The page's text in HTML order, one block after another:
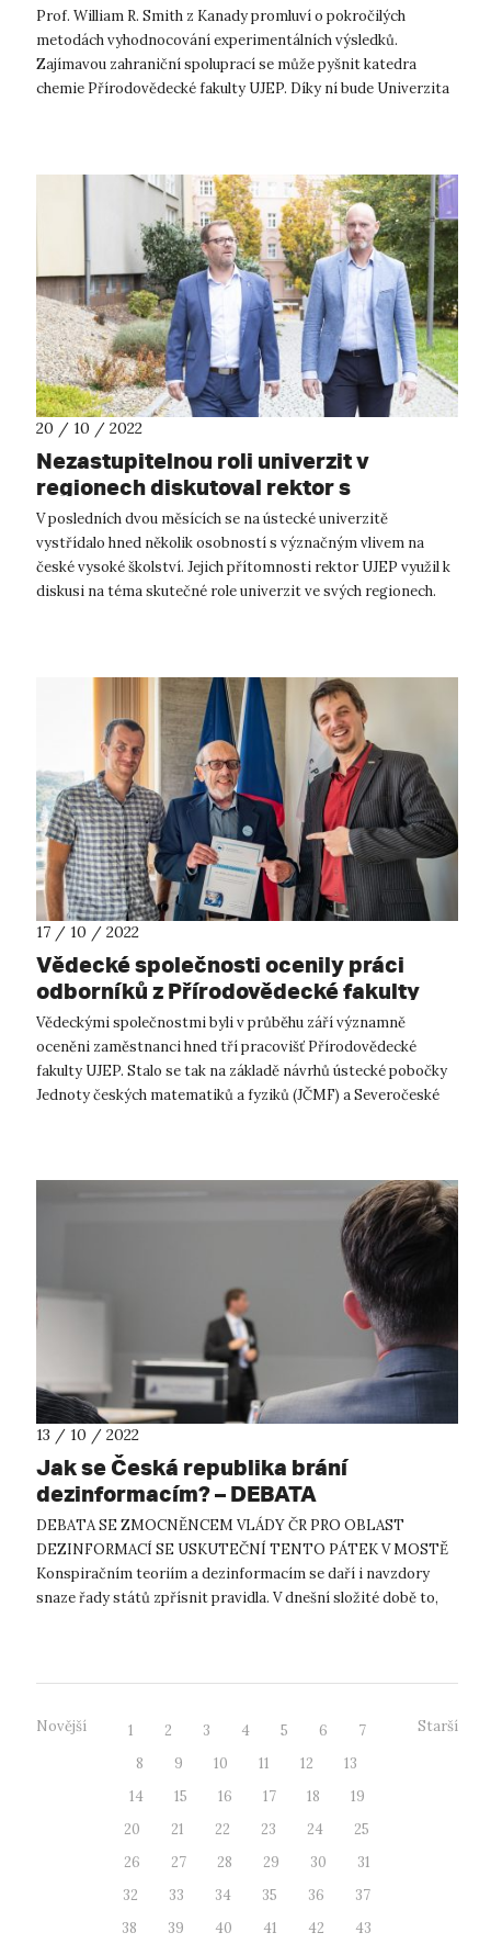
Prof. William R. Smith z Kanady promluví o pokročilých
metodách vyhodnocování experimentálních výsledků.
Zajímavou zahraniční spoluprací se může pyšnit katedra
chemie Přírodovědecké fakulty UJEP. Díky ní bude Univerzita
20 / 10 / 2022
Nezastupitelnou roli univerzit v
regionech diskutoval rektor s
vrcholnými zástupci vysokého školství
V posledních dvou měsících se na ústecké univerzitě
vystřídalo hned několik osobností s význačným vlivem na
české vysoké školství. Jejich přítomnosti rektor UJEP využil k
diskusi na téma skutečné role univerzit ve svých regionech.
17 / 10 / 2022
Vědecké společnosti ocenily práci
odborníků z Přírodovědecké fakulty
UJEP
Vědeckými společnostmi byli v průběhu září významně
oceněni zaměstnanci hned tří pracovišť Přírodovědecké
fakulty UJEP. Stalo se tak na základě návrhů ústecké pobočky
Jednoty českých matematiků a fyziků (JČMF) a Severočeské
13 / 10 / 2022
Jak se Česká republika brání
dezinformacím? – DEBATA
DEBATA SE ZMOCNĚNCEM VLÁDY ČR PRO OBLAST
DEZINFORMACÍ SE USKUTEČNÍ TENTO PÁTEK V MOSTĚ
Konspiračním teoriím a dezinformacím se daří i navzdory
snaze řady států zpřísnit pravidla. V dnešní složité době to,
Novější 1 2 3 4 5 6
7
8
9 10 11 12
13
14
15 16 17 18
19
20
21 22 23 24
25
26
27 28 29 30
31
32
33 34 35 36
37
38
39 40 41 42
43
Starší